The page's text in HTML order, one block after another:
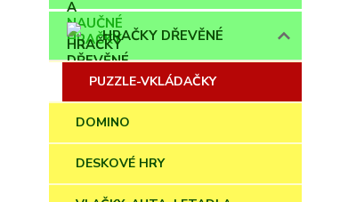
HRAČKY DŘEVĚNÉ
PUZZLE-VKLÁDAČKY
DOMINO
DESKOVÉ HRY